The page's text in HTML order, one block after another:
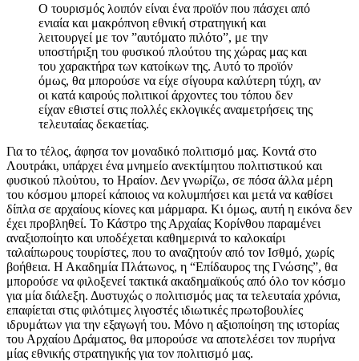
Ο τουρισμός λοιπόν είναι ένα προϊόν που πάσχει από
ενιαία και μακρόπνοη εθνική στρατηγική και
λειτουργεί με τον ”αυτόματο πιλότο”, με την
υποστήριξη του φυσικού πλούτου της χώρας μας και
του χαρακτήρα των κατοίκων της. Αυτό το προϊόν
όμως, θα μπορούσε να είχε σίγουρα καλύτερη τύχη, αν
οι κατά καιρούς πολιτικοί άρχοντες του τόπου δεν
είχαν εθιστεί στις πολλές εκλογικές αναμετρήσεις της
τελευταίας δεκαετίας.
Για το τέλος, άφησα τον μοναδικό πολιτισμό μας. Κοντά στο
Λουτράκι, υπάρχει ένα μνημείο ανεκτίμητου πολιτιστικού και
φυσικού πλοὐτου, το Ηραίον. Δεν γνωρίζω, σε πόσα άλλα μέρη
του κόσμου μπορεί κάποιος να κολυμπήσει και μετά να καθίσει
δίπλα σε αρχαίους κίονες και μάρμαρα. Κι όμως, αυτή η εικόνα δεν
έχει προβληθεί. Το Κάστρο της Αρχαίας Κορίνθου παραμένει
αναξιοποίητο και υποδέχεται καθημερινά το καλοκαίρι
ταλαίπωρους τουρίστες, που το αναζητούν από τον Ισθμό, χωρίς
βοήθεια. Η Ακαδημία Πλάτωνος, η “Επίδαυρος της Γνώσης”, θα
μπορούσε να φιλοξενεί τακτικά ακαδημαϊκούς από όλο τον κόσμο
για μία διάλεξη. Δυστυχώς ο πολιτισμός μας τα τελευταία χρόνια,
επαφίεται στις φιλότιμες λιγοστές ιδιωτικές πρωτοβουλίες
ιδρυμάτων για την εξαγωγή του. Μόνο η αξιοποίηση της ιστορίας
του Αρχαίου Δράματος, θα μπορούσε να αποτελέσει τον πυρήνα
μίας εθνικής στρατηγικής για τον πολιτισμό μας.